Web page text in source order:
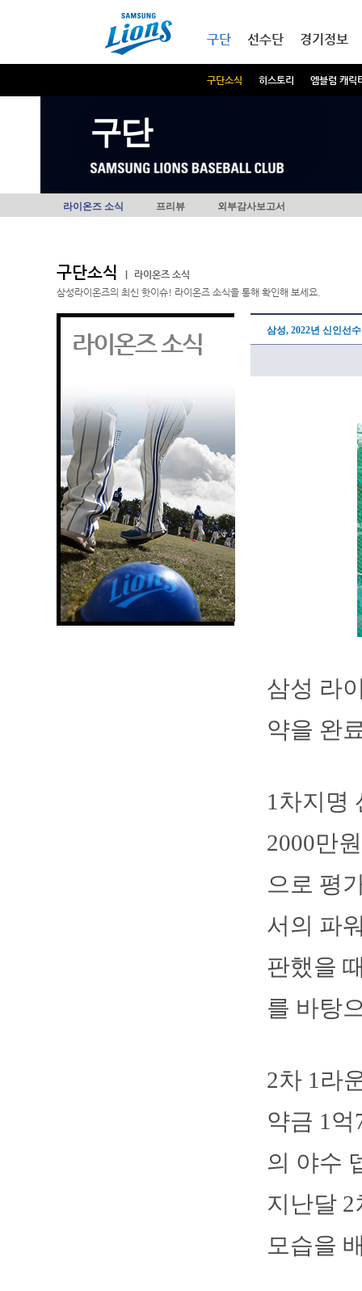
구단
구단소식 히스토리 엠블럼 캐릭
선수단 경기정보
구단
라이온즈 소식 프리뷰 외부감사보고서
구단소식
라이온즈 소식
삼성라이온즈의 최신 핫이슈! 라이온즈 소식을 통해 확인해 보세요.
라이온즈 소식 삼성, 2022년 신인선
삼성 라
약을 완
1차지명
2000만
으로 평
서의 파
판했을
를 바탕
2차 1라
약금 1
의 야수
지난달
모습을